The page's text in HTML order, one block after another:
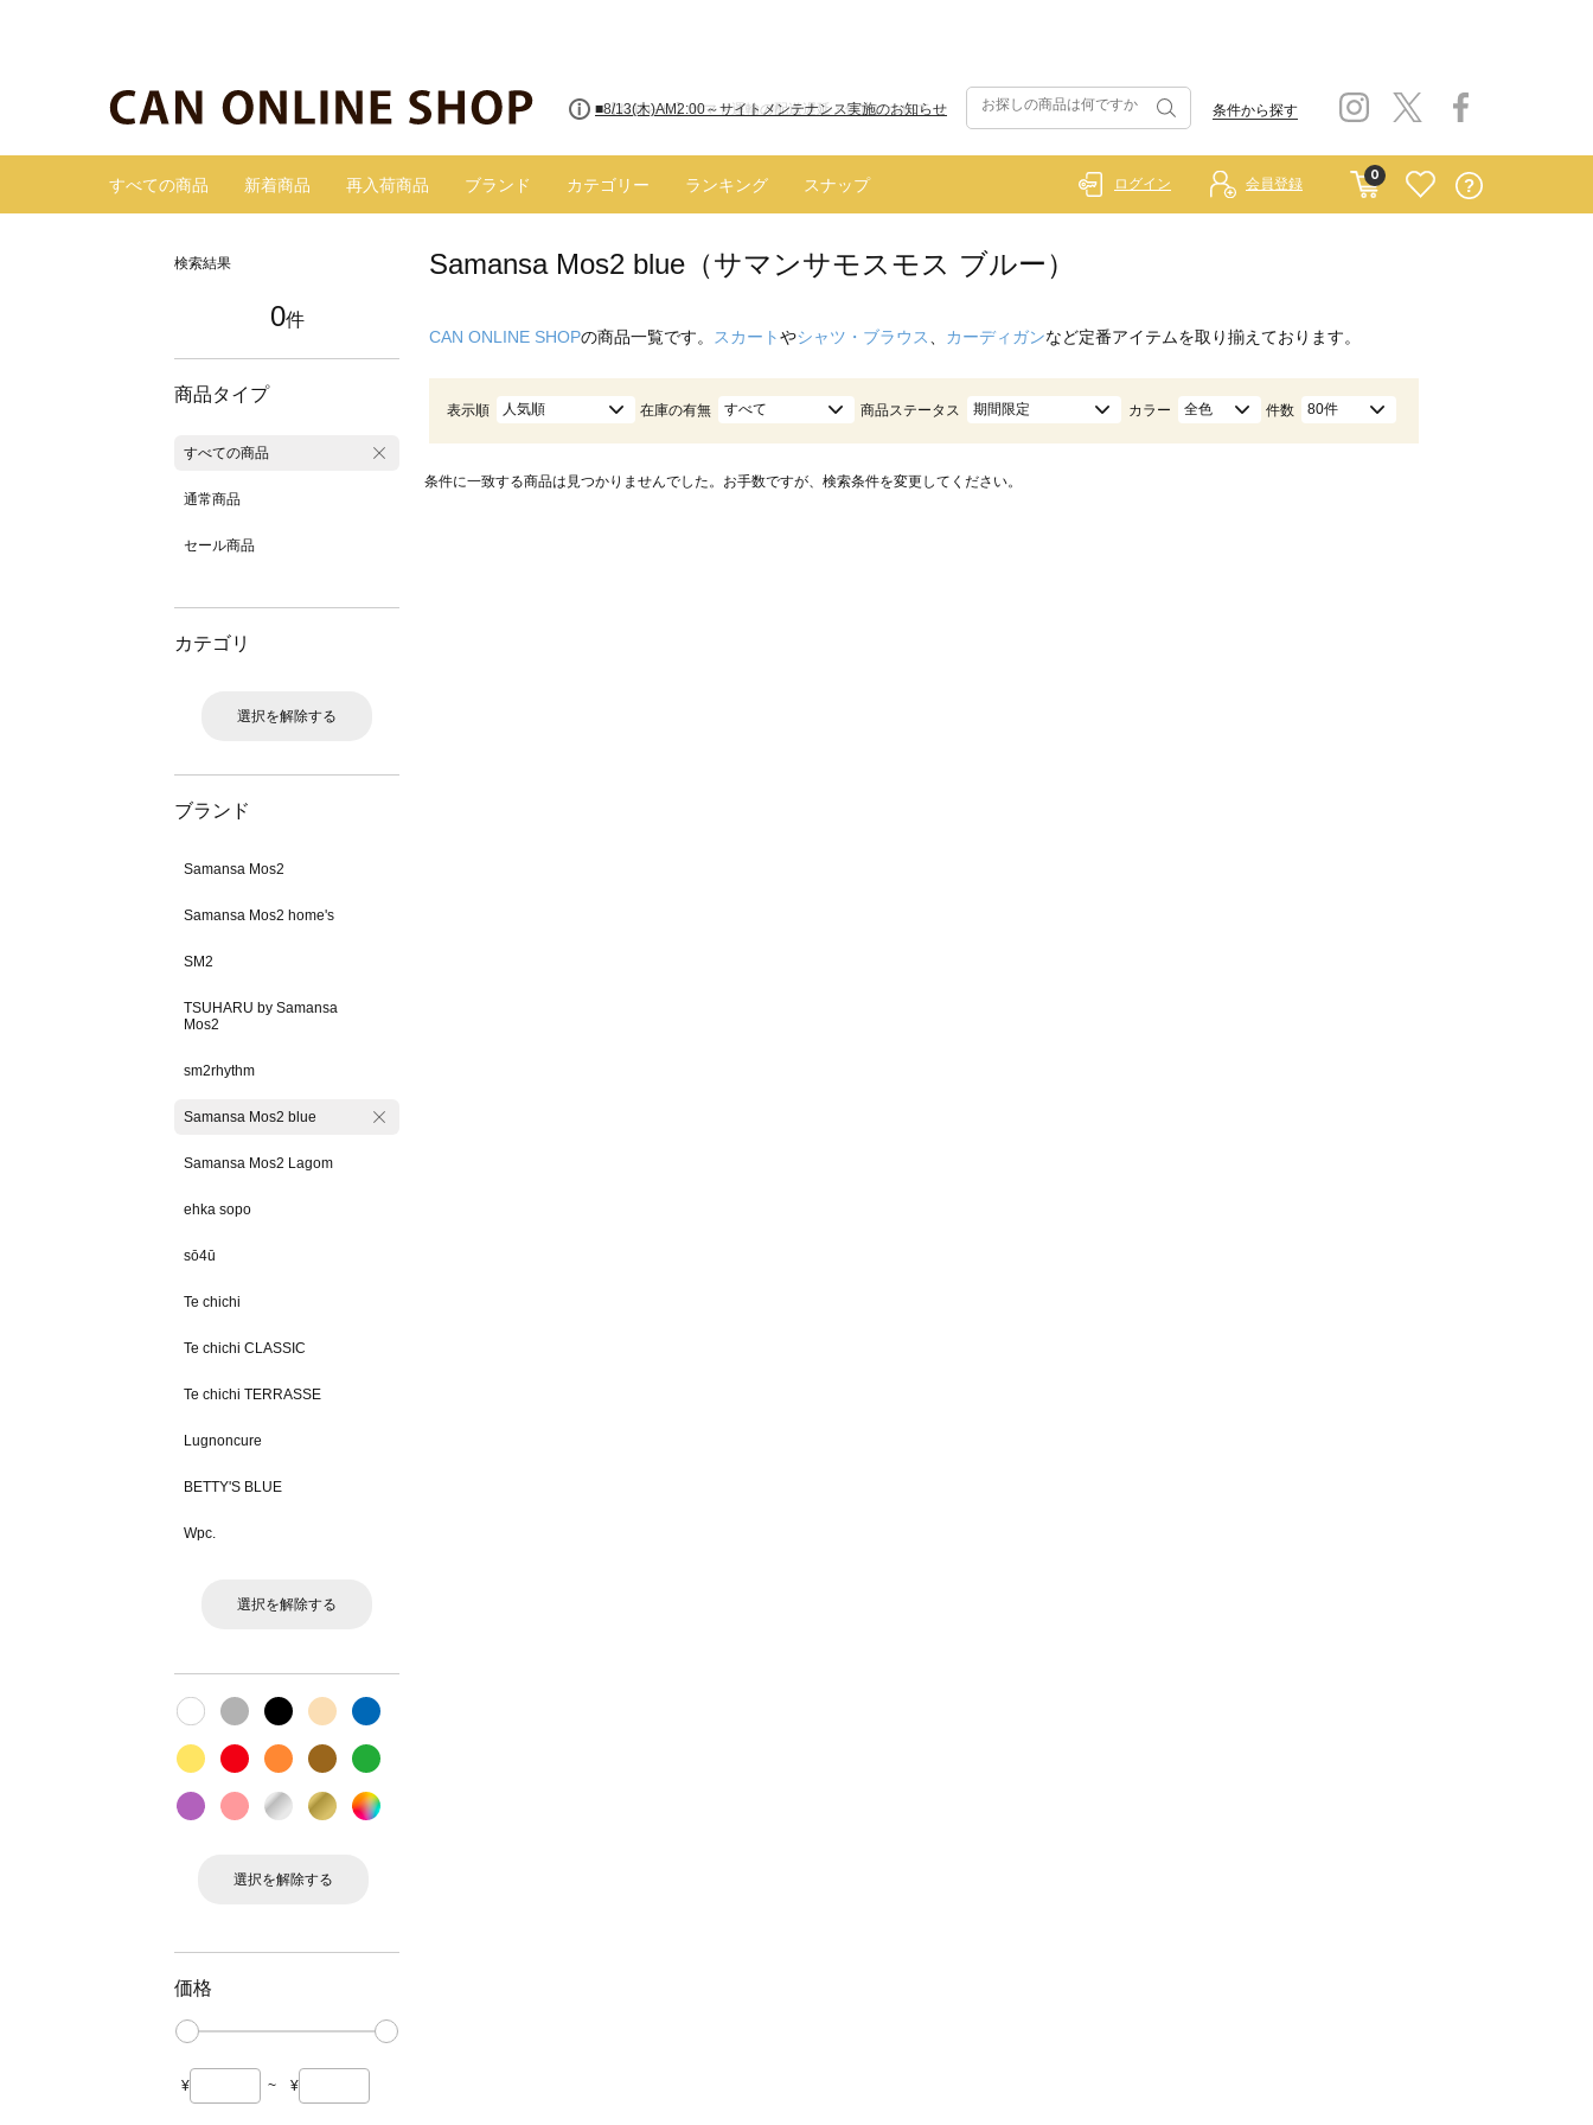
■8/13(木)AM2:00～サイトメンテナンス実施のお知らせ 条件から探す
すべての商品 新着商品 再入荷商品 ブランド カテゴリー ランキング スナップ
0
ログイン 会員登録
検索結果
0件
商品タイプ
すべての商品
通常商品
セール商品
カテゴリ
選択を解除する
ブランド
Samansa Mos2
Samansa Mos2 home's
SM2
TSUHARU by Samansa
Mos2
sm2rhythm
Samansa Mos2 blue
Samansa Mos2 Lagom
ehka sopo
sō4ū
Te chichi
Te chichi CLASSIC
Te chichi TERRASSE
Lugnoncure
BETTY'S BLUE
Wpc.
選択を解除する
選択を解除する
価格
¥ ~ ¥
Samansa Mos2 blue（サマンサモスモス ブルー）
CAN ONLINE SHOPの商品一覧です。 スカートやシャツ・ブラウス カーディガンなど定番アイテムを取り揃えております。
表示順 人気順 在庫の有無 すべて 商品ステータス 期間限定 カラー 全色 件数 80件
条件に一致する商品は見つかりませんでした。お手数ですが、検索条件を変更してください。